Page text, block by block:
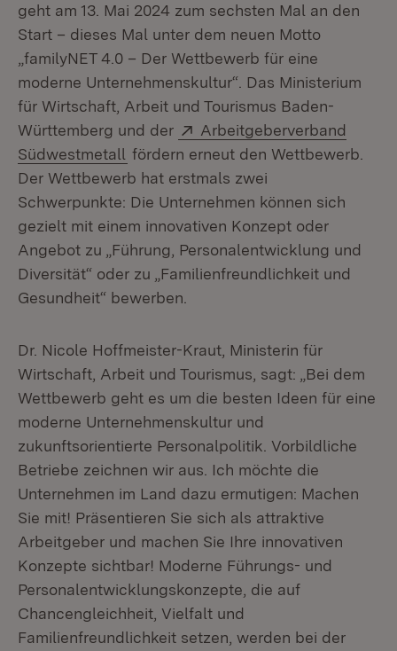
geht am 13. Mai 2024 zum sechsten Mal an den
Start – dieses Mal unter dem neuen Motto
„familyNET 4.0 – Der Wettbewerb für eine
moderne Unternehmenskultur“. Das Ministerium
für Wirtschaft, Arbeit und Tourismus Baden-
Württemberg und der
Extern:
Arbeitgeberverband
Südwestmetall (Öffnet in neuem Fenster)
fördern erneut den Wettbewerb.
Der Wettbewerb hat erstmals zwei
Schwerpunkte: Die Unternehmen können sich
gezielt mit einem innovativen Konzept oder
Angebot zu „Führung, Personalentwicklung und
Diversität“ oder zu „Familienfreundlichkeit und
Gesundheit“ bewerben.
Dr. Nicole Hoffmeister-Kraut, Ministerin für
Wirtschaft, Arbeit und Tourismus, sagt: „Bei dem
Wettbewerb geht es um die besten Ideen für eine
moderne Unternehmenskultur und
zukunftsorientierte Personalpolitik. Vorbildliche
Betriebe zeichnen wir aus. Ich möchte die
Unternehmen im Land dazu ermutigen: Machen
Sie mit! Präsentieren Sie sich als attraktive
Arbeitgeber und machen Sie Ihre innovativen
Konzepte sichtbar! Moderne Führungs- und
Personalentwicklungskonzepte, die auf
Chancengleichheit, Vielfalt und
Familienfreundlichkeit setzen, werden bei der